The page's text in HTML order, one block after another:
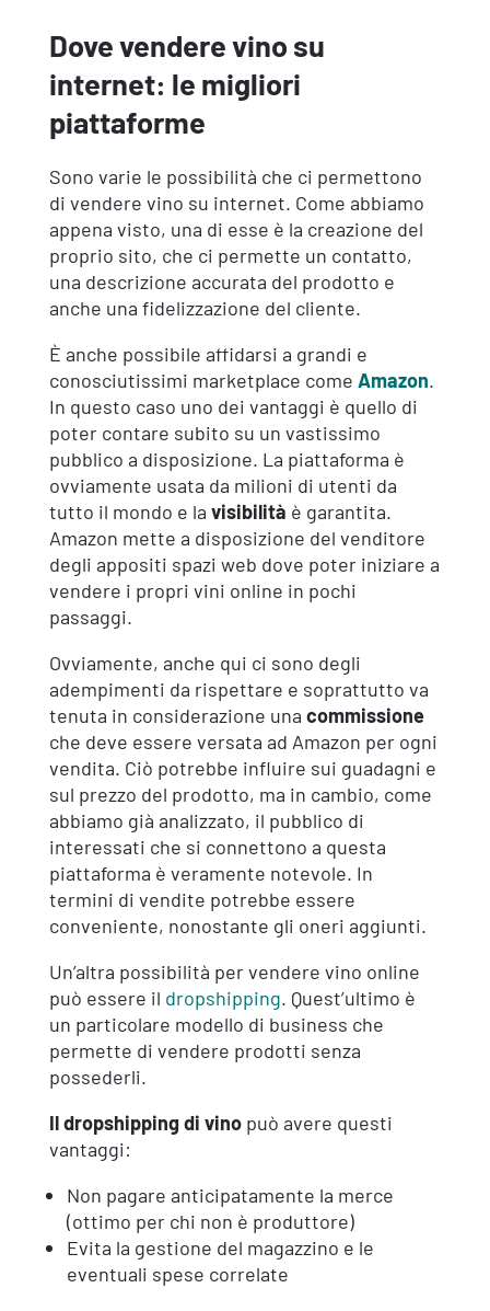
Dove vendere vino su
internet: le migliori
piattaforme
Sono varie le possibilità che ci permettono
di vendere vino su internet. Come abbiamo
appena visto, una di esse è la creazione del
proprio sito, che ci permette un contatto,
una descrizione accurata del prodotto e
anche una fidelizzazione del cliente.
È anche possibile affidarsi a grandi e
conosciutissimi marketplace come Amazon.
In questo caso uno dei vantaggi è quello di
poter contare subito su un vastissimo
pubblico a disposizione. La piattaforma è
ovviamente usata da milioni di utenti da
tutto il mondo e la visibilità è garantita.
Amazon mette a disposizione del venditore
degli appositi spazi web dove poter iniziare a
vendere i propri vini online in pochi
passaggi.
Ovviamente, anche qui ci sono degli
adempimenti da rispettare e soprattutto va
tenuta in considerazione una commissione
che deve essere versata ad Amazon per ogni
vendita. Ciò potrebbe influire sui guadagni e
sul prezzo del prodotto, ma in cambio, come
abbiamo già analizzato, il pubblico di
interessati che si connettono a questa
piattaforma è veramente notevole. In
termini di vendite potrebbe essere
conveniente, nonostante gli oneri aggiunti.
Un’altra possibilità per vendere vino online
può essere il dropshipping. Quest’ultimo è
un particolare modello di business che
permette di vendere prodotti senza
possederli.
Il dropshipping di vinopuò avere questi
vantaggi:
Non pagare anticipatamente la merce
(ottimo per chi non è produttore)
Evita la gestione del magazzino e le
eventuali spese correlate